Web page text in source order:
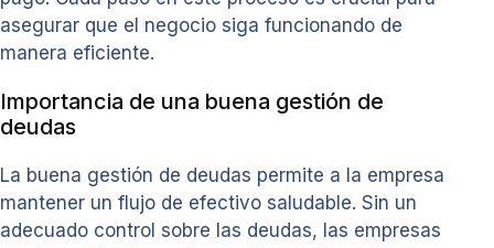
asegurar que el negocio siga funcionando de
manera eficiente.
Importancia de una buena gestión de
deudas
La buena gestión de deudas permite a la empresa
mantener un flujo de efectivo saludable. Sin un
adecuado control sobre las deudas, las empresas